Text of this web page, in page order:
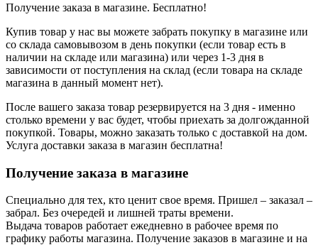
Получение заказа в магазине. Бесплатно!
Купив товар у нас вы можете забрать покупку в магазине или
со склада самовывозом в день покупки (если товар есть в
наличии на складе или магазина) или через 1-3 дня в
зависимости от поступления на склад (если товара на складе
магазина в данный момент нет).
После вашего заказа товар резервируется на 3 дня - именно
столько времени у вас будет, чтобы приехать за долгожданной
покупкой. Товары, можно заказать только с доставкой на дом.
Услуга доставки заказа в магазин бесплатна!
Получение заказа в магазине
Специально для тех, кто ценит свое время. Пришел – заказал –
забрал. Без очередей и лишней траты времени.
Выдача товаров работает ежедневно в рабочее время по
графику работы магазина. Получение заказов в магазине и на